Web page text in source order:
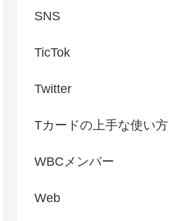
SNS
TicTok
Twitter
Tカードの上手な使い方
WBCメンバー
Web